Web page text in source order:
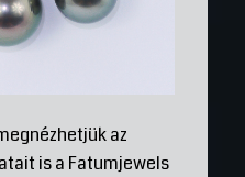
az
is a Fatumjewels